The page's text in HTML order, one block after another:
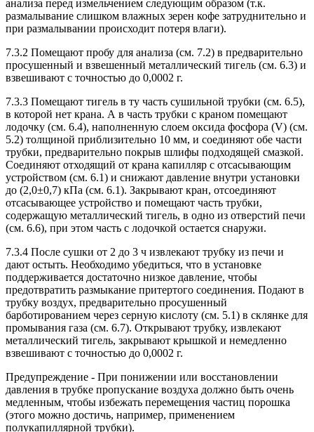
анализа перед измельчением следующим образом (т.к.
размалывание слишком влажных зерен кофе затруднительно и
при размалывании происходит потеря влаги).
7.3.2 Помещают пробу для анализа (см. 7.2) в предварительно
просушенный и взвешенный металлический тигель (см. 6.3) и
взвешивают с точностью до 0,0002 г.
7.3.3 Помещают тигель в ту часть сушильной трубки (см. 6.5),
в которой нет крана. А в часть трубки с краном помещают
лодочку (см. 6.4), наполненную слоем оксида фосфора (V) (см.
5.2) толщиной приблизительно 10 мм, и соединяют обе части
трубки, предварительно покрыв шлифы подходящей смазкой.
Соединяют отходящий от крана капилляр с отсасывающим
устройством (см. 6.1) и снижают давление внутри установки
до (2,0±0,7) кПа (см. 6.1). Закрывают кран, отсоединяют
отсасывающее устройство и помещают часть трубки,
содержащую металлический тигель, в одно из отверстий печи
(см. 6.6), при этом часть с лодочкой остается снаружи.
7.3.4 После сушки от 2 до 3 ч извлекают трубку из печи и
дают остыть. Необходимо убедиться, что в установке
поддерживается достаточно низкое давление, чтобы
предотвратить размыкание притертого соединения. Подают в
трубку воздух, предварительно просушенный
барботированием через серную кислоту (см. 5.1) в склянке для
промывания газа (см. 6.7). Открывают трубку, извлекают
металлический тигель, закрывают крышкой и немедленно
взвешивают с точностью до 0,0002 г.
Предупреждение - При понижении или восстановлении
давления в трубке пропускание воздуха должно быть очень
медленным, чтобы избежать перемещения частиц порошка
(этого можно достичь, например, применением
полукапиллярной трубки).